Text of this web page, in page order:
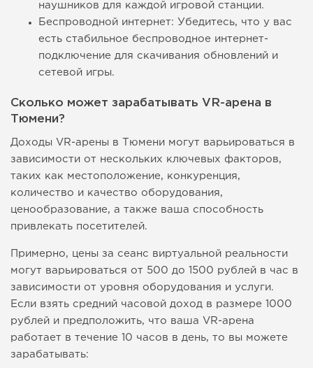
наушников для каждой игровой станции.
Беспроводной интернет: Убедитесь, что у вас
есть стабильное беспроводное интернет-
подключение для скачивания обновлений и
сетевой игры.
Сколько может зарабатывать VR-арена в
Тюмени?
Доходы VR-арены в Тюмени могут варьироваться в
зависимости от нескольких ключевых факторов,
таких как местоположение, конкуренция,
количество и качество оборудования,
ценообразование, а также ваша способность
привлекать посетителей.
Примерно, цены за сеанс виртуальной реальности
могут варьироваться от 500 до 1500 рублей в час в
зависимости от уровня оборудования и услуги.
Если взять средний часовой доход в размере 1000
рублей и предположить, что ваша VR-арена
работает в течение 10 часов в день, то вы можете
зарабатывать: